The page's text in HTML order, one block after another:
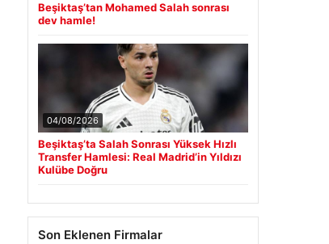
Beşiktaş’tan Mohamed Salah sonrası
dev hamle!
04/08/2026
Beşiktaş’ta Salah Sonrası Yüksek Hızlı
Transfer Hamlesi: Real Madrid’in Yıldızı
Kulübe Doğru
Son Eklenen Firmalar